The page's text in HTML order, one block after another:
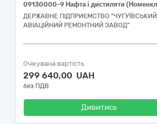
ДЕРЖАВНЕ ПІДПРИЄМСТВО "ЧУГУЇВСЬКИЙ
АВІАЦІЙНИЙ РЕМОНТНИЙ ЗАВОД"
Очікувана вартість
299 640,00 UAH
без ПДВ
Дивитись